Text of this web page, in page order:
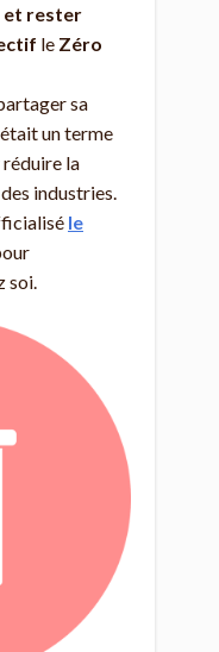
et rester
le Zéro
sa
était un terme
la
industries.
le
soi.